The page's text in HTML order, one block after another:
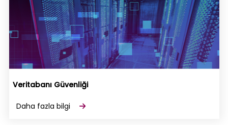
Veritabanı Güvenliği
Daha fazla bilgi